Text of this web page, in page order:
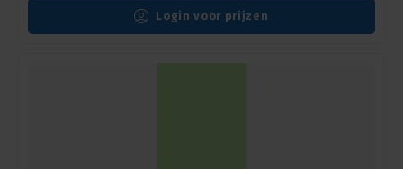
Login voor prijzen